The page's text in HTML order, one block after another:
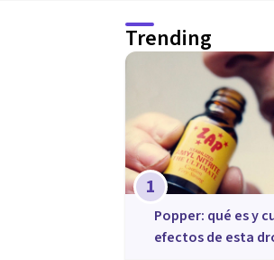
Trending
1
Popper: qué es y
efectos de esta